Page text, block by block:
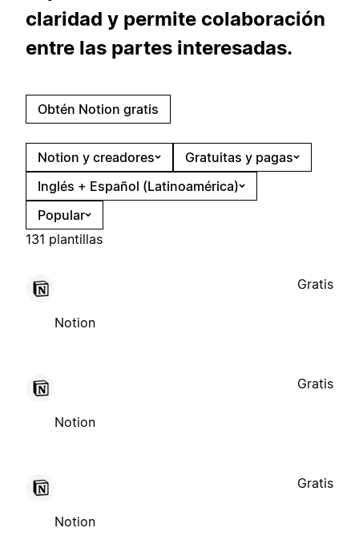
claridad y permite colaboración
entre las partes interesadas.
Obtén Notion gratis
Notion y creadores
Gratuitas y pagas
Inglés + Español (Latinoamérica)
Popular
131 plantillas
Notion
Gratis
Notion
Gratis
Notion
Gratis